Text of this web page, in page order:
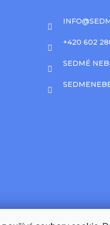
INFO@
+420 602
SEDMÉ